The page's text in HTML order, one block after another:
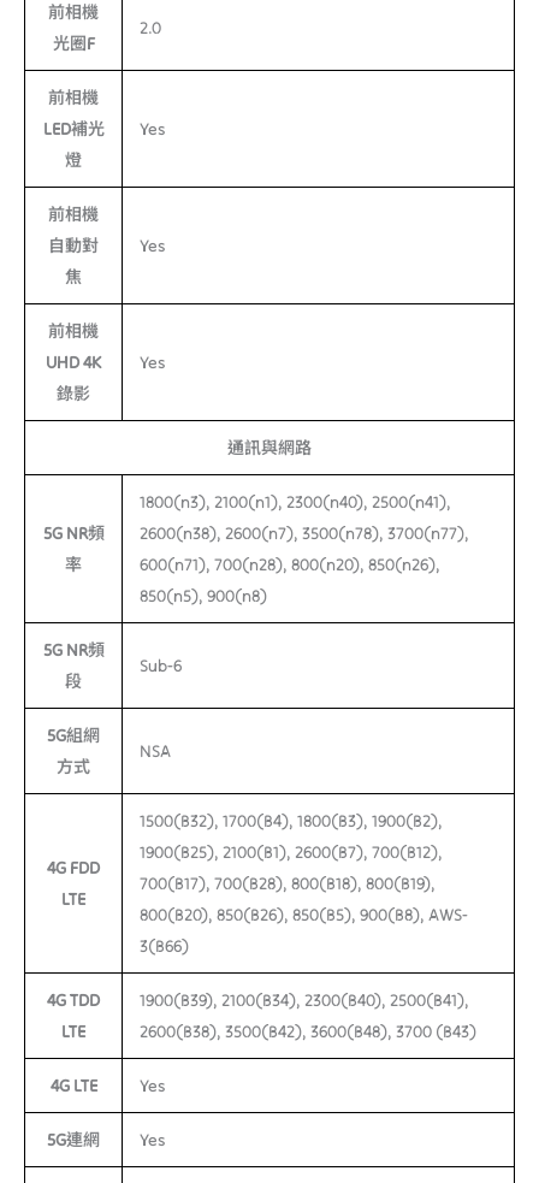
前相機
光圈F
2.0
前相機
LED補光
燈
Yes
前相機
自動對
焦
Yes
前相機
UHD 4K
錄影
Yes
通訊與網路
5G NR頻
率
1800(n3), 2100(n1), 2300(n40), 2500(n41),
2600(n38), 2600(n7), 3500(n78), 3700(n77),
600(n71), 700(n28), 800(n20), 850(n26),
850(n5), 900(n8)
5G NR頻
段
Sub-6
5G組網
方式
NSA
4G FDD
LTE
1500(B32), 1700(B4), 1800(B3), 1900(B2),
1900(B25), 2100(B1), 2600(B7), 700(B12),
700(B17), 700(B28), 800(B18), 800(B19),
800(B20), 850(B26), 850(B5), 900(B8), AWS-
3(B66)
4G TDD
LTE
1900(B39), 2100(B34), 2300(B40), 2500(B41),
2600(B38), 3500(B42), 3600(B48), 3700 (B43)
4G LTE Yes
5G連網 Yes